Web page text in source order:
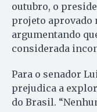
outubro, o
projeto aprovado
argumentando
considerada
Para o senador
prejudica a
do Brasil.